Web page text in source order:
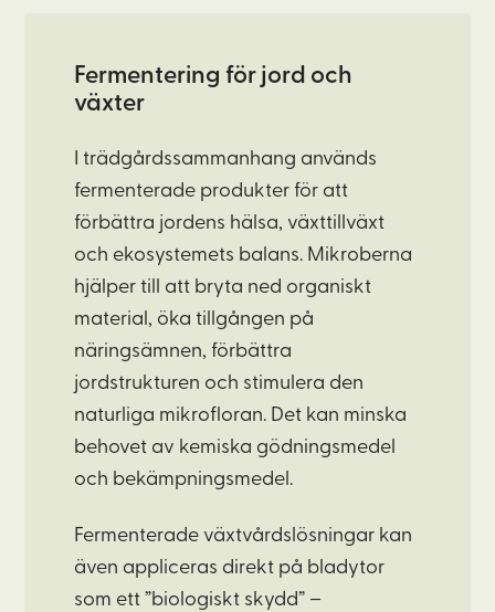
Fermentering för jord och
växter
I trädgårdssammanhang används
fermenterade produkter för att
förbättra jordens hälsa, växttillväxt
och ekosystemets balans. Mikroberna
hjälper till att bryta ned organiskt
material, öka tillgången på
näringsämnen, förbättra
jordstrukturen och stimulera den
naturliga mikrofloran. Det kan minska
behovet av kemiska gödningsmedel
och bekämpningsmedel.
Fermenterade växtvårdslösningar kan
även appliceras direkt på bladytor
som ett ”biologiskt skydd” –